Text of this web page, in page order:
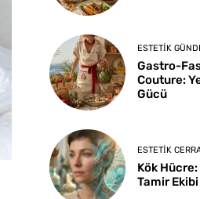
ESTETIK
Gastro-
Couture:
Gücü
ESTETIK
Kök
Tamir Ekibi